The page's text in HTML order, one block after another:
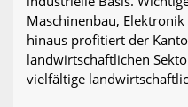
Maschinenbau,
hinaus profitiert der
landwirtschaftlichen
vielfältige